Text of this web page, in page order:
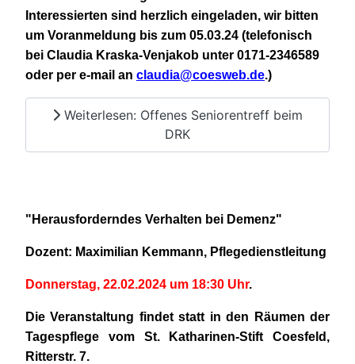
Interessierten sind herzlich eingeladen, wir bitten
um Voranmeldung bis zum 05.03.24 (telefonisch
bei Claudia Kraska-Venjakob unter 0171-2346589
oder per e-mail an claudia@coesweb.de.)
Weiterlesen: Offenes Seniorentreff beim
DRK
"Herausforderndes Verhalten bei Demenz"
Dozent: Maximilian Kemmann, Pflegedienstleitung
Donnerstag, 22.02.2024 um 18:30 Uhr.
Die Veranstaltung findet statt in den Räumen der
Tagespflege vom St. Katharinen-Stift Coesfeld,
Ritterstr. 7.